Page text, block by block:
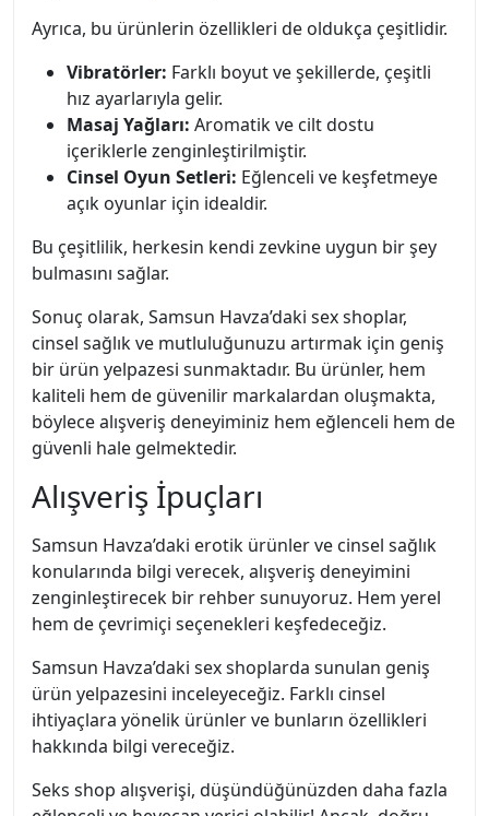
Ayrıca, bu ürünlerin özellikleri de oldukça çeşitlidir.
Vibratörler: Farklı boyut ve şekillerde, çeşitli
hız ayarlarıyla gelir.
Masaj Yağları: Aromatik ve cilt dostu
içeriklerle zenginleştirilmiştir.
Cinsel Oyun Setleri: Eğlenceli ve keşfetmeye
açık oyunlar için idealdir.
Bu çeşitlilik, herkesin kendi zevkine uygun bir şey
bulmasını sağlar.
Sonuç olarak, Samsun Havza’daki sex shoplar,
cinsel sağlık ve mutluluğunuzu artırmak için geniş
bir ürün yelpazesi sunmaktadır. Bu ürünler, hem
kaliteli hem de güvenilir markalardan oluşmakta,
böylece alışveriş deneyiminiz hem eğlenceli hem de
güvenli hale gelmektedir.
Alışveriş İpuçları
Samsun Havza’daki erotik ürünler ve cinsel sağlık
konularında bilgi verecek, alışveriş deneyimini
zenginleştirecek bir rehber sunuyoruz. Hem yerel
hem de çevrimiçi seçenekleri keşfedeceğiz.
Samsun Havza’daki sex shoplarda sunulan geniş
ürün yelpazesini inceleyeceğiz. Farklı cinsel
ihtiyaçlara yönelik ürünler ve bunların özellikleri
hakkında bilgi vereceğiz.
Seks shop alışverişi, düşündüğünüzden daha fazla